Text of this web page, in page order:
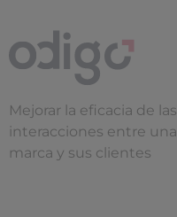
Mejorar la eficacia de las
interacciones entre una
marca y sus clientes